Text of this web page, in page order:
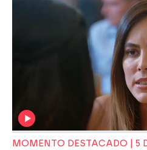
MOMENTO DESTACADO | 5